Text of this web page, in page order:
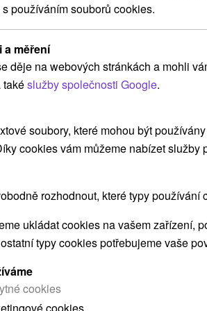
Beauty pobyt - vše pro
wellness zážitek a pohodu
9,0 (228 recenzí)Od 3 Nocí
výjimečnosti.
používáním souborů cookies.
a měření
děje na webových stránkách a mohli
takéslužby společnosti Google.
soubory, které mohou být
cookies vám můžeme nabízet
rozhodnout, které typy používání
ukládat cookies na vašem zařízení,
typy cookies potřebujeme vaše
cookies